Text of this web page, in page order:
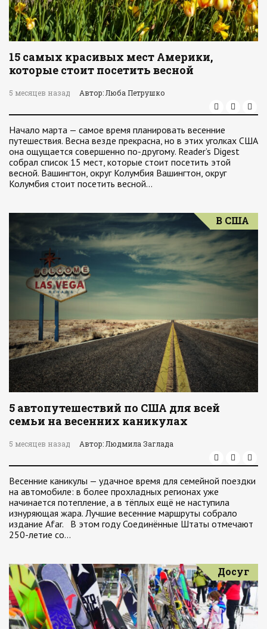
15 самых красивых мест Америки,
которые стоит посетить весной
5 месяцев назад Автор: Люба Петрушко
Начало марта — самое время планировать весенние
путешествия. Весна везде прекрасна, но в этих уголках США
она ощущается совершенно по-другому. Reader’s Digest
собрал список 15 мест, которые стоит посетить этой
весной. Вашингтон, округ Колумбия Вашингтон, округ
Колумбия стоит посетить весной…
В США
5 автопутешествий по США для всей
семьи на весенних каникулах
5 месяцев назад Автор: Людмила Заглада
Весенние каникулы — удачное время для семейной поездки
на автомобиле: в более прохладных регионах уже
начинается потепление, а в тёплых ещё не наступила
изнуряющая жара. Лучшие весенние маршруты собрало
издание Afar. В этом году Соединённые Штаты отмечают
250-летие со…
Досуг